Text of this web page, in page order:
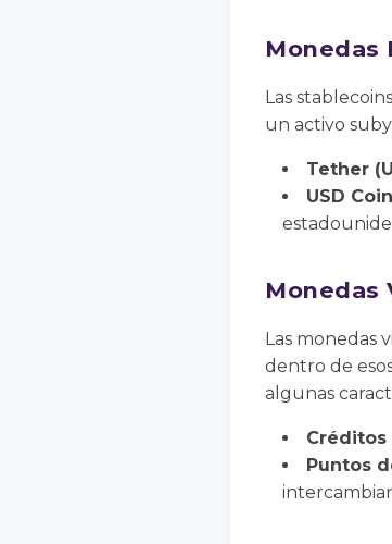
Monedas
Las
un activo
Tether
USD
Monedas
Las monedas
dentro de
algunas
Puntos